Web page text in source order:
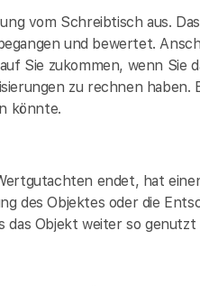
vom Schreibtisch aus.
und bewertet.
Sie zukommen, wenn Sie
zu rechnen haben.
könnte.
endet, hat
des Objektes oder die
das Objekt weiter so